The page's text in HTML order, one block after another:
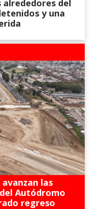
del
y una
las
Autódromo
regreso